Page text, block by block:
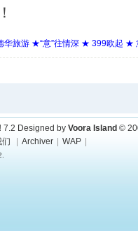
华旅游 ★“意”往情深 ★ 399欧起 ★
7.2 Designed by Voora Island ©
们 Archiver WAP